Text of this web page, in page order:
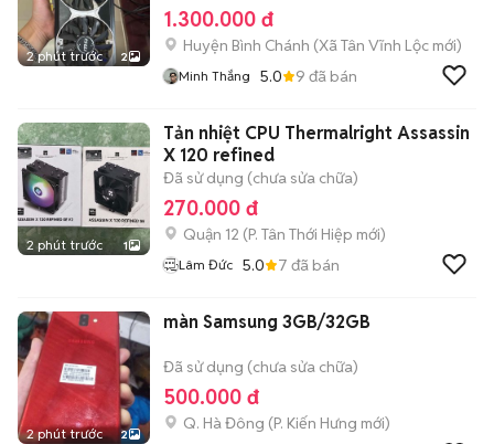
2 phút trước 2
1.300.000 đ
Huyện Bình Chánh (Xã Tân Vĩnh Lộc mới)
Minh Thắng 5.0 9 đã bán
2 phút trước 1
Tản nhiệt CPU Thermalright Assassin
X 120 refined
Đã sử dụng (chưa sửa chữa)
270.000 đ
Quận 12 (P. Tân Thới Hiệp mới)
Lâm Đức 5.0 7 đã bán
2 phút trước 2
màn Samsung 3GB/32GB
Đã sử dụng (chưa sửa chữa)
500.000 đ
Q. Hà Đông (P. Kiến Hưng mới)